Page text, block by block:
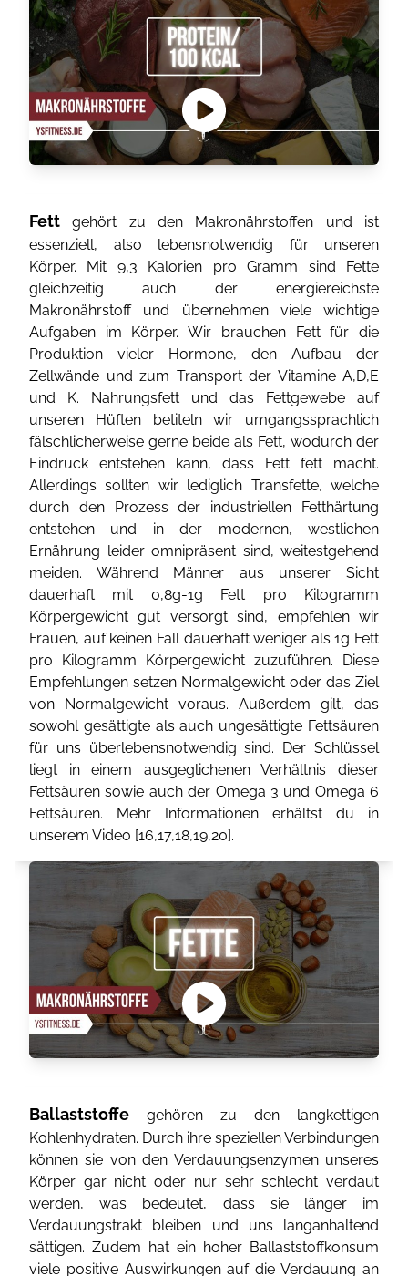
Fett gehört zu den Makronährstoffen und ist
essenziell, also lebensnotwendig für unseren
Körper. Mit 9,3 Kalorien pro Gramm sind Fette
gleichzeitig auch der energiereichste
Makronährstoff und übernehmen viele wichtige
Aufgaben im Körper. Wir brauchen Fett für die
Produktion vieler Hormone, den Aufbau der
Zellwände und zum Transport der Vitamine A,D,E
und K. Nahrungsfett und das Fettgewebe auf
unseren Hüften betiteln wir umgangssprachlich
fälschlicherweise gerne beide als Fett, wodurch der
Eindruck entstehen kann, dass Fett fett macht.
Allerdings sollten wir lediglich Transfette, welche
durch den Prozess der industriellen Fetthärtung
entstehen und in der modernen, westlichen
Ernährung leider omnipräsent sind, weitestgehend
meiden. Während Männer aus unserer Sicht
dauerhaft mit 0,8g-1g Fett pro Kilogramm
Körpergewicht gut versorgt sind, empfehlen wir
Frauen, auf keinen Fall dauerhaft weniger als 1g Fett
pro Kilogramm Körpergewicht zuzuführen. Diese
Empfehlungen setzen Normalgewicht oder das Ziel
von Normalgewicht voraus. Außerdem gilt, das
sowohl gesättigte als auch ungesättigte Fettsäuren
für uns überlebensnotwendig sind. Der Schlüssel
liegt in einem ausgeglichenen Verhältnis dieser
Fettsäuren sowie auch der Omega 3 und Omega 6
Fettsäuren. Mehr Informationen erhältst du in
unserem Video [16,17,18,19,20].
Ballaststoffe gehören zu den langkettigen
Kohlenhydraten. Durch ihre speziellen Verbindungen
können sie von den Verdauungsenzymen unseres
Körper gar nicht oder nur sehr schlecht verdaut
werden, was bedeutet, dass sie länger im
Verdauungstrakt bleiben und uns langanhaltend
sättigen. Zudem hat ein hoher Ballaststoffkonsum
viele positive Auswirkungen auf die Verdauung an